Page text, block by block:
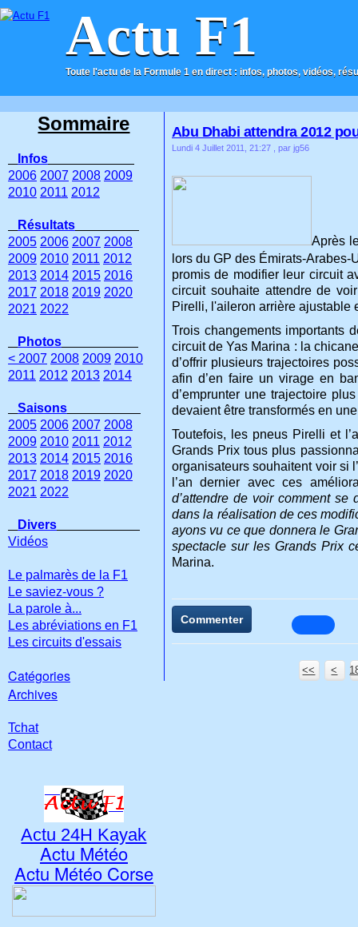
Actu F1
Toute l'actu de la Formule 1 en direct : infos, photos, vidéos,
ACCUEIL CONTACT
Abu Dhabi attendra 2012
Lundi 4 Juillet 2011, 21:27 , par jg56
Après
lors du GP des Émirats-
promis de modifier leur circuit
circuit souhaite attendre de
Pirelli, l'aileron arrière ajustable
Trois changements importants
circuit de Yas Marina : la
d’offrir plusieurs trajectoires
afin d’en faire un virage en
d’emprunter une trajectoire
devaient être transformés en
Toutefois, les pneus Pirelli et
Grands Prix tous plus
organisateurs souhaitent voir si
l’an dernier avec ces
d’attendre de voir comment
dans la réalisation de ces
ayons vu ce que donnera le
spectacle sur les Grands Prix
Marina.
Commenter
<< <
Sommaire
Infos
2006 2007 2008 2009
2010 2011 2012
Résultats
2005 2006 2007 2008
2009 2010 2011 2012
2013 2014 2015 2016
2017 2018 2019 2020
2021 2022
Photos
< 2007 2008 2009 2010
2011 2012 2013 2014
Saisons
2005 2006 2007 2008
2009 2010 2011 2012
2013 2014 2015 2016
2017 2018 2019 2020
2021 2022
Divers
Vidéos
Le palmarès de la F1
Le saviez-vous ?
La parole à...
Les abréviations en F1
Les circuits d'essais
Catégories
Archives
Tchat
Contact
Actu 24H Kayak
Actu Météo
Actu Météo Corse